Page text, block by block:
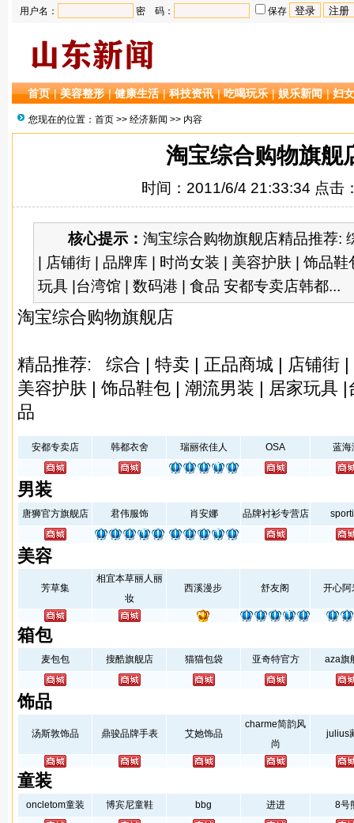
用户名： 密 码： 保存
首页 |美容整形 |健康生活 |科技资讯 |吃喝玩乐 |娱乐新闻 |妇
您现在的位置： 首页 >> 经济新闻 >> 内容
淘宝综合购物旗舰
时间：2011/6/4 21:33:34 点击
核心提示： 淘宝综合购物旗舰店精品推荐:
| 店铺街 | 品牌库 | 时尚女装 | 美容护肤 | 饰品
玩具 |台湾馆 | 数码港 | 食品 安都专卖店韩都...
淘宝综合购物旗舰店
精品推荐: 综合 | 特卖 | 正品商城 | 店铺街 |
美容护肤 | 饰品鞋包 | 潮流男装 | 居家玩具 |
品
安都专卖店 韩都衣舍 瑞丽依佳人 OSA 蓝海
男装
唐狮官方旗舰店 君伟服饰 肖安娜 品牌衬衫专营店
美容
芳草集
相宜本草丽人丽
妆
西溪漫步 舒友阁 开心阿
箱包
麦包包 搜酷旗舰店 猫猫包袋 亚奇特官方 aza旗
饰品
汤斯敦饰品 鼎骏品牌手表 艾她饰品
charme简韵风
尚
julius
童装
oncletom童装 博宾尼童鞋 bbg 进进 8号